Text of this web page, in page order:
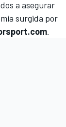
a asegurar
surgida por
.